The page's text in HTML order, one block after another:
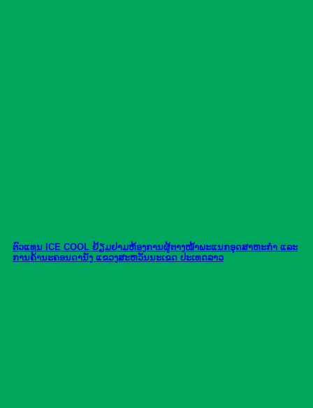
ຕົວແທນ ICE COOL ຢ້ຽມຢາມຫ້ອງການຜູ້ຕາງໜ້າພະແນກອຸດສາຫະກຳ ແລະ
ການຄ້ານະຄອນດານັງ ແຂວງສະຫວັນນະເຂດ ປະເທດລາວ